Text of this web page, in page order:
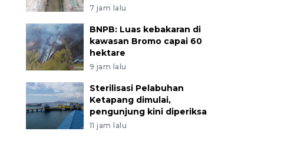
7 jam lalu
BNPB: Luas kebakaran di
kawasan Bromo capai 60
hektare
9 jam lalu
Sterilisasi Pelabuhan
Ketapang dimulai,
pengunjung kini diperiksa
11 jam lalu